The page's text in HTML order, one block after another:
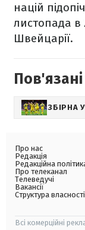
націй
листопада
Швейцарії.
ЗБІРНА
Про нас
Редакція
Редакційна
Про телеканал
Телеведучі
Вакансії
Структура власності
Всі комерційні